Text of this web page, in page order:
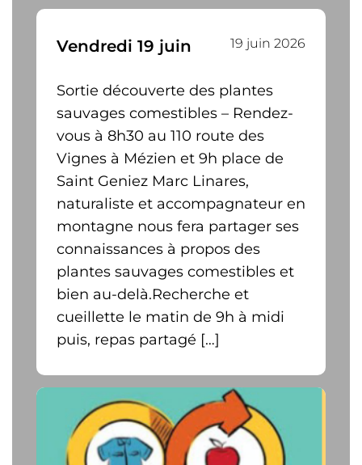
Vendredi 19 juin 19 juin 2026
Sortie découverte des plantes
sauvages comestibles – Rendez-
vous à 8h30 au 110 route des
Vignes à Mézien et 9h place de
Saint Geniez Marc Linares,
naturaliste et accompagnateur en
montagne nous fera partager ses
connaissances à propos des
plantes sauvages comestibles et
bien au-delà.Recherche et
cueillette le matin de 9h à midi
puis, repas partagé […]